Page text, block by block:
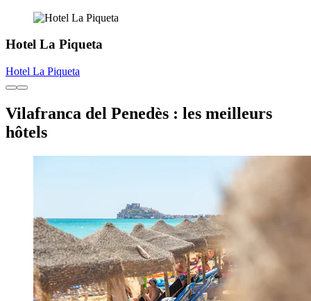
Hotel La Piqueta
Hotel La Piqueta
Vilafranca del Penedès : les meilleurs
hôtels